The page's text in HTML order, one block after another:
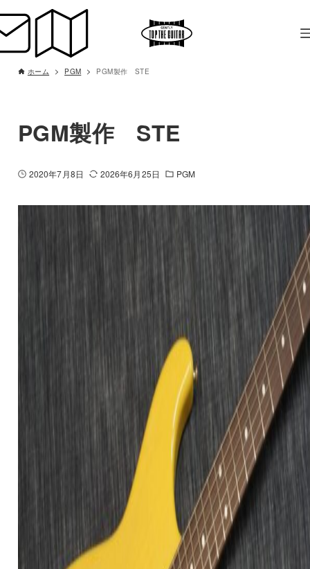
ホーム PGM PGM製作 STE
PGM製作 STE
2020年7月8日 2026年6月25日 PGM